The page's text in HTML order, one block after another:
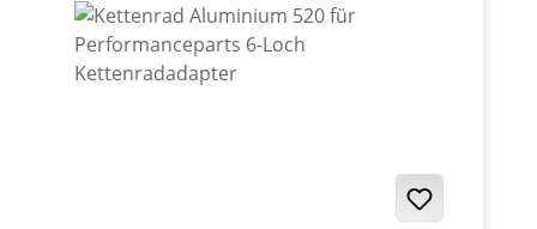
Performanceparts Set mit 5 Stück für :
Streetfighter 848, Hypermotrad 796-821-
939 / Hyperstrada 821-939 / Desmosedici